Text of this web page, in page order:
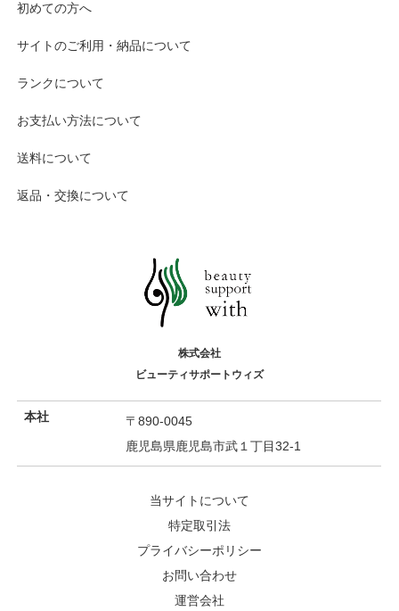
初めての方へ
サイトのご利用・納品について
ランクについて
お支払い方法について
送料について
返品・交換について
株式会社
ビューティサポートウィズ
本社
〒890-0045
鹿児島県鹿児島市武１丁目32-1
当サイトについて
特定取引法
プライバシーポリシー
お問い合わせ
運営会社